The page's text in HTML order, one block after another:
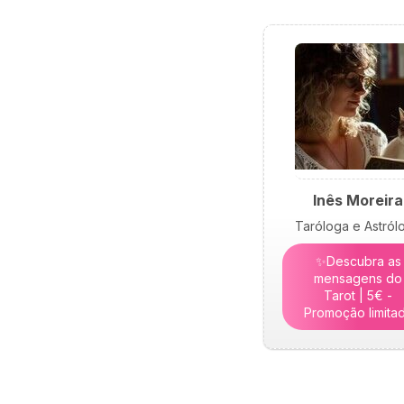
Inês Moreira
Taróloga e
✨Descubra as
mensagens do
Tarot | 5€ -
Promoção